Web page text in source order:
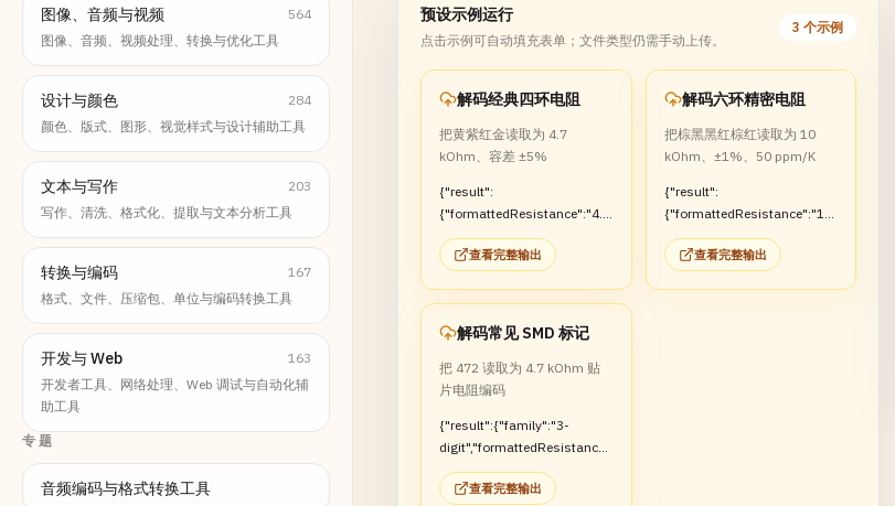
图像、音频与视频
564
图像、音频、视频处理、转换与优化工具
设计与颜色
284
颜色、版式、图形、视觉样式与设计辅助工具
文本与写作
203
写作、清洗、格式化、提取与文本分析工具
转换与编码
167
格式、文件、压缩包、单位与编码转换工具
开发与 Web
163
开发者工具、网络处理、Web 调试与自动化辅
助工具
专题
音频编码与格式转换工具
预设示例运行
点击示例可自动填充表单；文件类型仍需手动上传。
3 个示例
解码经典四环电阻
把黄紫红金读取为 4.7
kOhm、容差 ±5%
{"result":
{"formattedResistance":"4.7
kOhm","tolerance":"±5%"}}
查看完整输出
解码六环精密电阻
把棕黑黑红棕红读取为 10
kOhm、±1%、50 ppm/K
{"result":
{"formattedResistance":"10
kOhm","tolerance":"±1%","te
mperatureCoefficientLabel":"
查看完整输出
解码常见 SMD 标记
把 472 读取为 4.7 kOhm 贴
片电阻编码
{"result":{"family":"3-
digit","formattedResistance"
:"4.7 kOhm"}}
查看完整输出